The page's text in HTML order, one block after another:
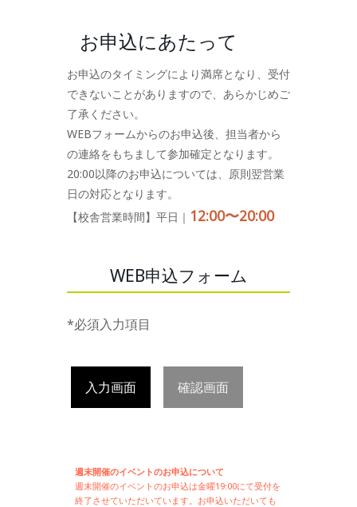
お申込にあたって
お申込のタイミングにより満席となり、受付
できないことがありますので、あらかじめご
了承ください。
WEBフォームからのお申込後、担当者から
の連絡をもちまして参加確定となります。
20:00以降のお申込については、原則翌営業
日の対応となります。
【校舎営業時間】平日｜ 12:00〜20:00
WEB申込フォーム
*必須入力項目
入力画面 確認画面
週末開催のイベントのお申込について
週末開催のイベントのお申込は金曜19:00にて受付を
終了させていただいています。お申込いただいても